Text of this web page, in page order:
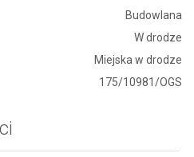
Budowlana
W drodze
Miejska w drodze
175/10981/OGS